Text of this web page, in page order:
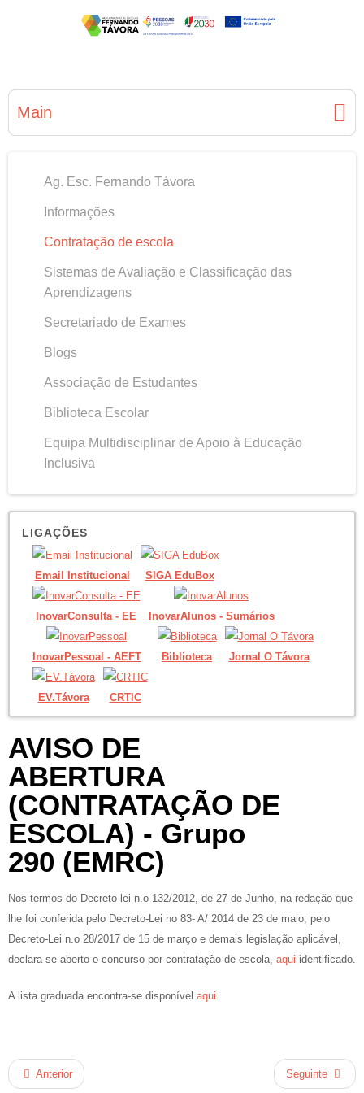
Main
Ag. Esc. Fernando Távora
Informações
Contratação de escola
Sistemas de Avaliação e Classificação das
Aprendizagens
Secretariado de Exames
Blogs
Associação de Estudantes
Biblioteca Escolar
Equipa Multidisciplinar de Apoio à Educação
Inclusiva
LIGAÇÕES
Email Institucional SIGA EduBox
InovarConsulta - EE InovarAlunos - Sumários
InovarPessoal - AEFT Biblioteca Jornal O Távora
EV.Távora CRTIC
AVISO DE
ABERTURA
(CONTRATAÇÃO DE
ESCOLA) - Grupo
290 (EMRC)
Nos termos do Decreto-lei n.o 132/2012, de 27 de Junho, na redação que
lhe foi conferida pelo Decreto-Lei no 83- A/ 2014 de 23 de maio, pelo
Decreto-Lei n.o 28/2017 de 15 de março e demais legislação aplicável,
declara-se aberto o concurso por contratação de escola, aqui identificado.
A lista graduada encontra-se disponível aqui
Anterior Seguinte